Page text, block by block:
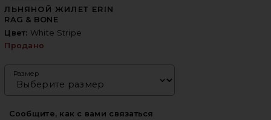
ЛЬНЯНОЙ ЖИЛЕТ ERIN
RAG & BONE
Цвет: White Stripe
Продано
Размер
Сообщите, как с вами связаться